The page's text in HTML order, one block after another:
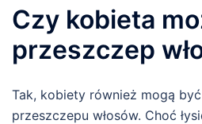
Czy kobieta
przeszczep
Tak, kobiety również mogą
przeszczepu włosów. Choć